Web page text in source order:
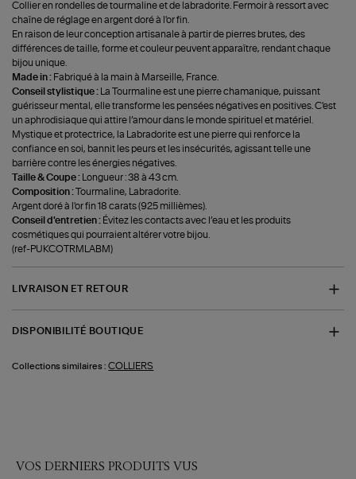
Collier en rondelles de tourmaline et de labradorite. Fermoir à ressort avec
chaîne de réglage en argent doré à l'or fin.
En raison de leur conception artisanale à partir de pierres brutes, des
différences de taille, forme et couleur peuvent apparaître, rendant chaque
bijou unique.
Made in : Fabriqué à la main à Marseille, France.
Conseil stylistique :
La Tourmaline est une pierre chamanique, puissant
guérisseur mental, elle transforme les pensées négatives en positives. C'est
un aphrodisiaque qui attire l’amour dans le monde spirituel et matériel.
Mystique et protectrice, la Labradorite est une pierre qui renforce la
confiance en soi, bannit les peurs et les insécurités, agissant telle une
barrière contre les énergies négatives.
Taille & Coupe :
Longueur : 38 à 43 cm.
Composition :Tourmaline, Labradorite.
Argent doré à l'or fin 18 carats (925 millièmes).
Conseil d'entretien : Évitez les contacts avec l’eau et les produits
cosmétiques qui pourraient altérer votre bijou.
(ref-PUKCOTRMLABM)
LIVRAISON ET RETOUR
DISPONIBILITÉ BOUTIQUE
Collections similaires : COLLIERS
VOS DERNIERS PRODUITS VUS